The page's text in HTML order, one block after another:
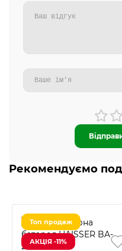
Рекомендуємо
Топ продаж
АКЦІЯ -11%